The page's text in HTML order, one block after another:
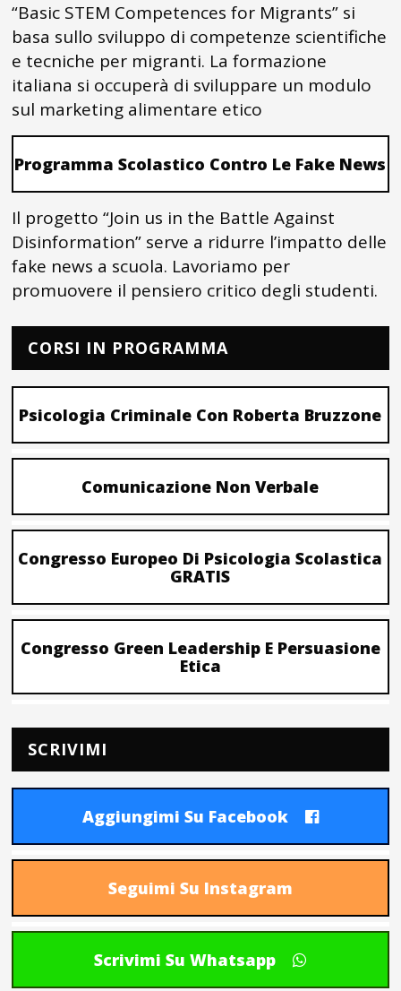
“Basic STEM Competences for Migrants” si
basa sullo sviluppo di competenze scientifiche
e tecniche per migranti. La formazione
italiana si occuperà di sviluppare un modulo
sul marketing alimentare etico
Programma Scolastico Contro Le Fake News
Il progetto “Join us in the Battle Against
Disinformation” serve a ridurre l’impatto delle
fake news a scuola. Lavoriamo per
promuovere il pensiero critico degli studenti.
CORSI IN PROGRAMMA
Psicologia Criminale Con Roberta Bruzzone
Comunicazione Non Verbale
Congresso Europeo Di Psicologia Scolastica
GRATIS
Congresso Green Leadership E Persuasione
Etica
SCRIVIMI
Aggiungimi Su Facebook
Seguimi Su Instagram
Scrivimi Su Whatsapp